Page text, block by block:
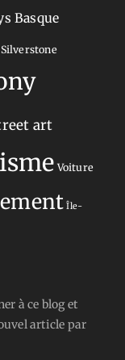
Basque
Silverstone
art
Voiture
Île-
à ce blog et
article par